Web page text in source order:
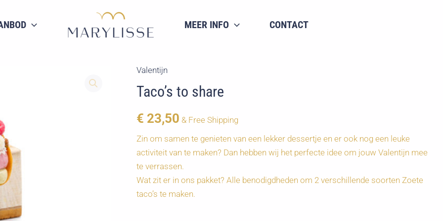
MEER INFO CONTACT
Valentijn
Taco’s to share
€ 23,50 & Free Shipping
Zin om samen te genieten van een lekker dessertje en er ook nog een leuke
activiteit van te maken? Dan hebben wij het perfecte idee om jouw Valentijn mee
te verrassen.
Wat zit er in ons pakket? Alle benodigdheden om 2 verschillende soorten Zoete
taco’s te maken.